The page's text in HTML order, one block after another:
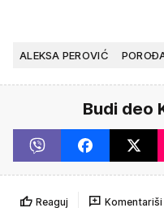
ALEKSA PEROVIĆ
Budi deo
Reaguj Komentariši